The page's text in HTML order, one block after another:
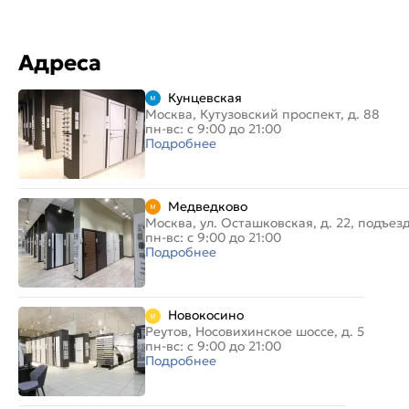
Адреса
Кунцевская
Москва, Кутузовский проспект, д. 88
пн-вс: с 9:00 до 21:00
Подробнее
Медведково
Москва, ул. Осташковская, д. 22,
пн-вс: с 9:00 до 21:00
Подробнее
Новокосино
Реутов, Носовихинское шоссе, д. 5
пн-вс: с 9:00 до 21:00
Подробнее